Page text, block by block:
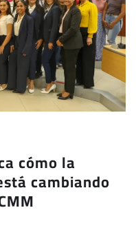
cómo la
cambiando